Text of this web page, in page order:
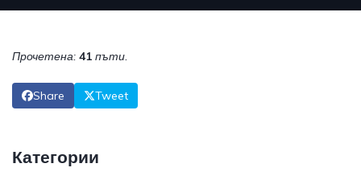
Прочетена: 41 пъти.
Share Tweet
Категории